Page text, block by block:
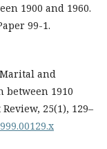
1900 and 1960.
99-1.
Marital and
between 1910
25(1), 129–